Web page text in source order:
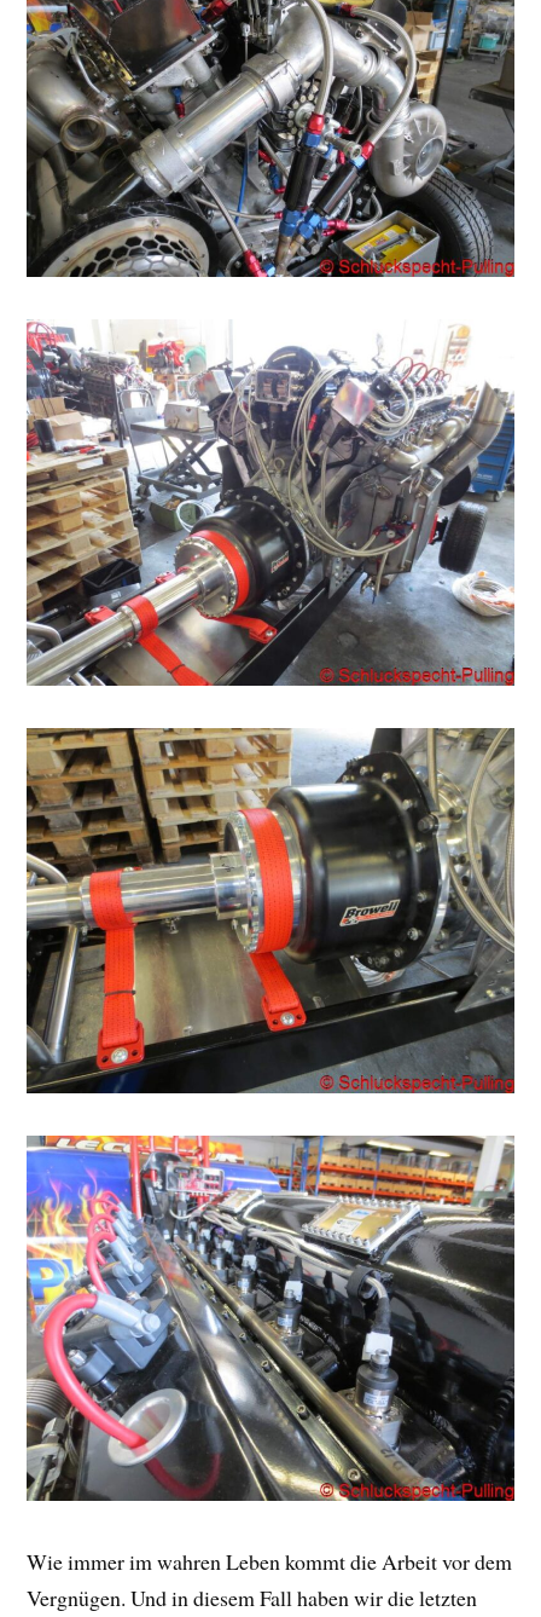
Wie immer im wahren Leben kommt die Arbeit vor dem
Vergnügen. Und in diesem Fall haben wir die letzten